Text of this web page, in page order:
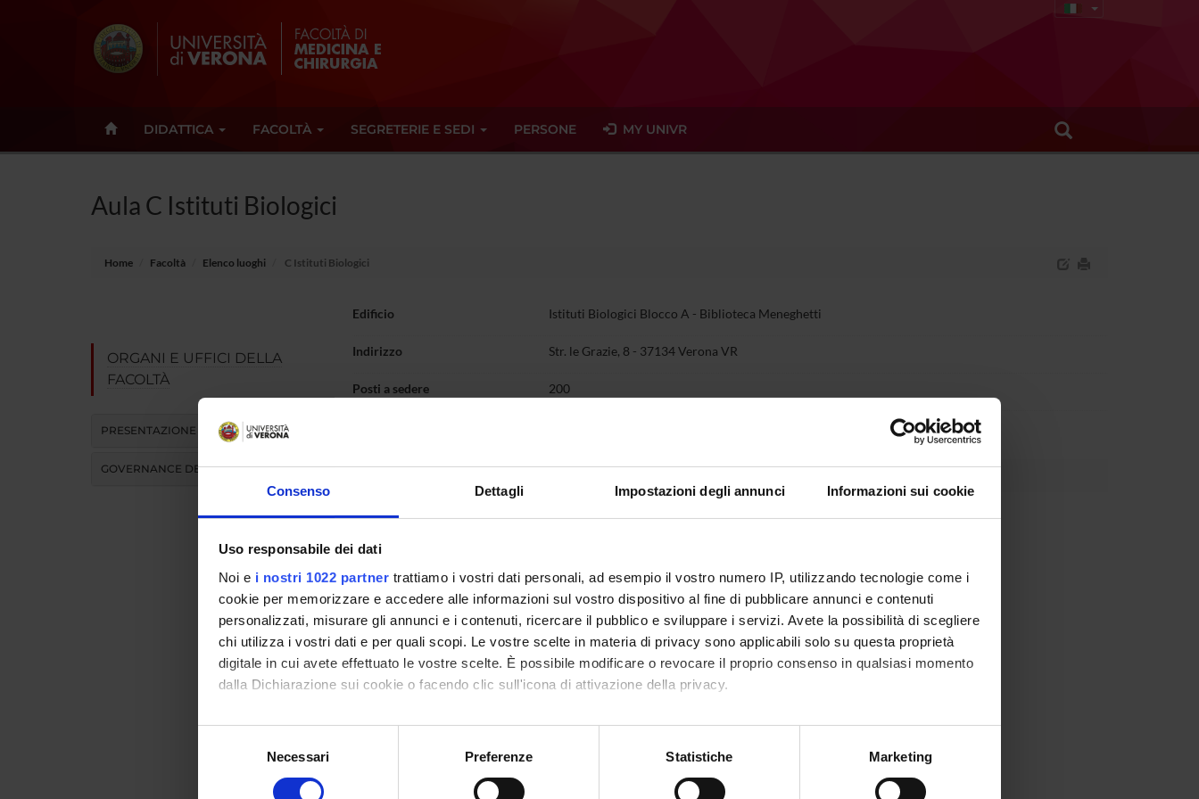
Consenso Dettagli Impostazioni degli annunci Informazioni sui cookie
Uso responsabile dei dati
Noi e i nostri 1022 partner trattiamo i vostri dati personali, ad esempio il vostro numero IP, utilizzando tecnologie come i
cookie per memorizzare e accedere alle informazioni sul vostro dispositivo al fine di pubblicare annunci e contenuti
personalizzati, misurare gli annunci e i contenuti, ricercare il pubblico e sviluppare i servizi. Avete la possibilità di scegliere
chi utilizza i vostri dati e per quali scopi. Le vostre scelte in materia di privacy sono applicabili solo su questa proprietà
digitale in cui avete effettuato le vostre scelte. È possibile modificare o revocare il proprio consenso in qualsiasi momento
dalla Dichiarazione sui cookie o facendo clic sull'icona di attivazione della privacy.
Con il tuo consenso, vorremmo anche:
raccogliere informazioni sulla tua posizione geografica, con un'approssimazione di qualche metro,
digitali).
Necessari Preferenze Statistiche Marketing
DIDATTICA FACOLTÀ SEGRETERIE E SEDI PERSONE MY UNIVR
Aula C Istituti Biologici
Home Facoltà Elenco luoghi C Istituti Biologici
ORGANI E UFFICI DELLA
FACOLTÀ
PRESENTAZIONE
GOVERNANCE DELLA FACOLTÀ
Edificio Istituti Biologici Blocco A - Biblioteca Meneghetti
Indirizzo Str. le Grazie, 8 - 37134 Verona VR
Posti a sedere 200